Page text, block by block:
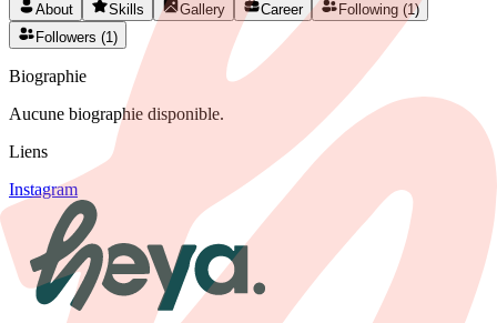
About Skills Gallery Career
Following (1)
Followers (1)
Biographie
Aucune biographie disponible.
Liens
Instagram